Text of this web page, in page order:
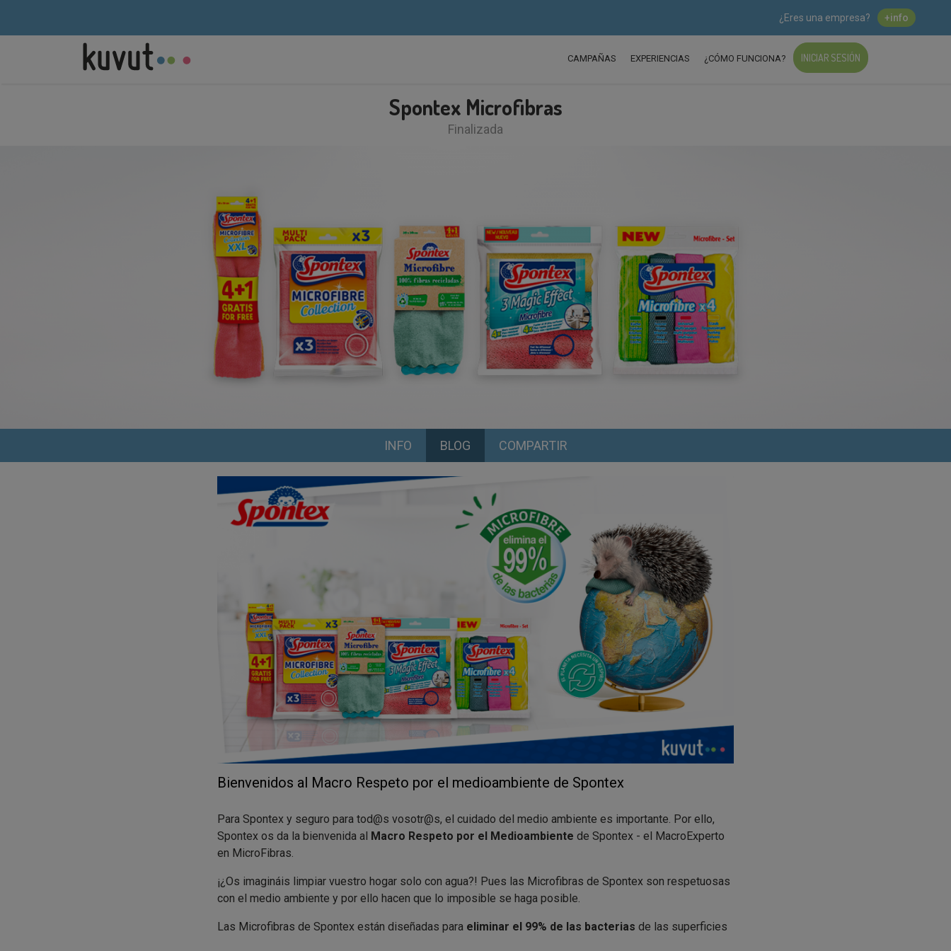
¿Eres una empresa? +info
CAMPAÑAS EXPERIENCIAS ¿CÓMO FUNCIONA? INICIAR SESIÓN
Spontex Microfibras
Finalizada
INFO BLOG COMPARTIR
Bienvenidos al Macro Respeto por el medioambiente de Spontex
Para Spontex y seguro para tod@s vosotr@s, el cuidado del medio ambiente es importante. Por ello,
Spontex os da la bienvenida al Macro Respeto por el Medioambiente de Spontex - el MacroExperto
en MicroFibras.
¡¿Os imagináis limpiar vuestro hogar solo con agua?! Pues las Microfibras de Spontex son respetuosas
con el medio ambiente y por ello hacen que lo imposible se haga posible.
Las Microfibras de Spontex están diseñadas para eliminar el 99% de las bacterias de las superficies